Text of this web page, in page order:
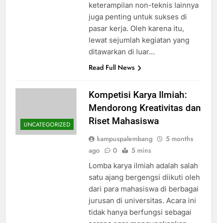
keterampilan non-teknis lainnya
juga penting untuk sukses di
pasar kerja. Oleh karena itu,
lewat sejumlah kegiatan yang
ditawarkan di luar…
Read Full News
UNCATEGORIZED
Kompetisi Karya Ilmiah:
Mendorong Kreativitas dan
Riset Mahasiswa
kampuspalembang
5 months
ago
0 5 mins
Lomba karya ilmiah adalah salah
satu ajang bergengsi diikuti oleh
dari para mahasiswa di berbagai
jurusan di universitas. Acara ini
tidak hanya berfungsi sebagai